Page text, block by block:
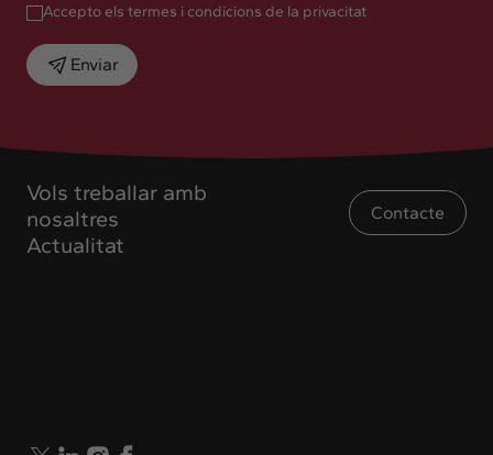
Vols treballar amb
nosaltres
Actualitat
Contacte
Accepto els termes i condicions de la privacitat
Enviar